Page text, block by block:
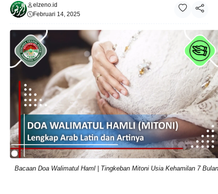
elzeno.id
Februari 14, 2025
Bacaan Doa Walimatul Haml | Tingkeban Mitoni Usia Kehamilan 7 Bulan